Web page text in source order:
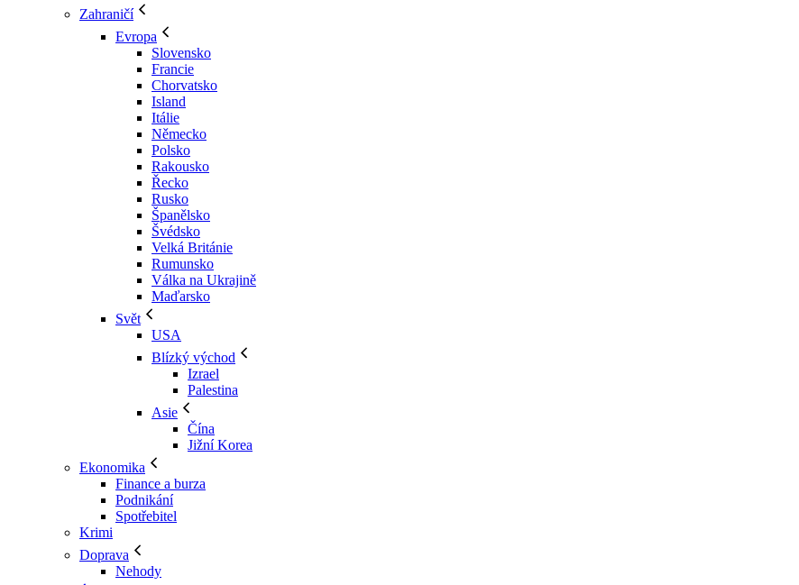
Zahraničí
Evropa
Slovensko
Francie
Chorvatsko
Island
Itálie
Německo
Polsko
Rakousko
Řecko
Rusko
Španělsko
Švédsko
Velká Británie
Rumunsko
Válka na Ukrajině
Maďarsko
Svět
USA
Blízký východ
Izrael
Palestina
Asie
Čína
Jižní Korea
Ekonomika
Finance a burza
Podnikání
Spotřebitel
Krimi
Doprava
Nehody